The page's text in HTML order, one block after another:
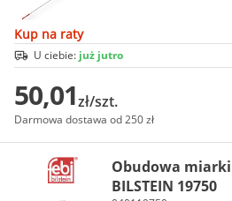
Kup na raty
U ciebie: już jutro
50,01zł/szt.
Darmowa dostawa od 250 zł
Obudowa
BILSTEIN 19750